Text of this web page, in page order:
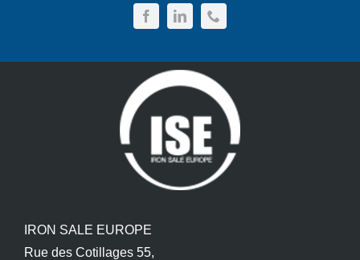
IRON SALE EUROPE
Rue des Cotillages 55,